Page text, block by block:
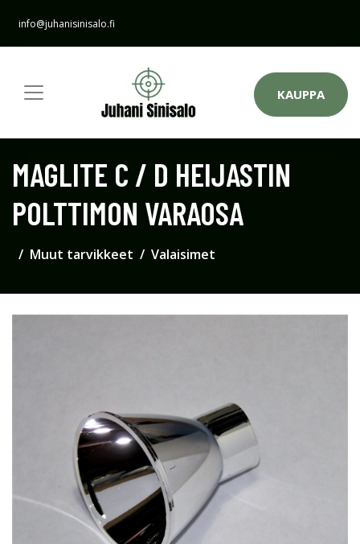
info@juhanisinisalo.fi
KAUPPA
MAGLITE C / D HEIJASTIN
POLTTIMON VARAOSA
Muut tarvikkeet Valaisimet